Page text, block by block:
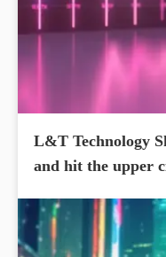
L&T Technology
and hit the upper